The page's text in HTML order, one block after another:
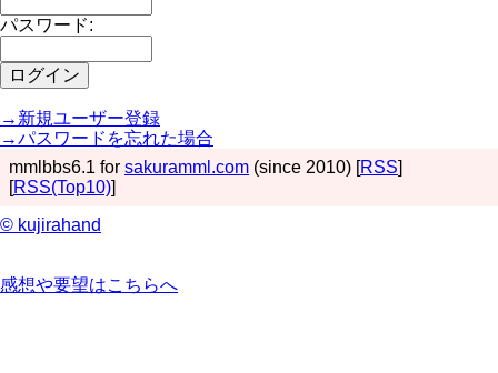
パスワード:
→新規ユーザー登録
→パスワードを忘れた場合
mmlbbs6.1 for sakuramml.com (since 2010) [RSS]
[RSS(Top10)]
© kujirahand
感想や要望はこちらへ